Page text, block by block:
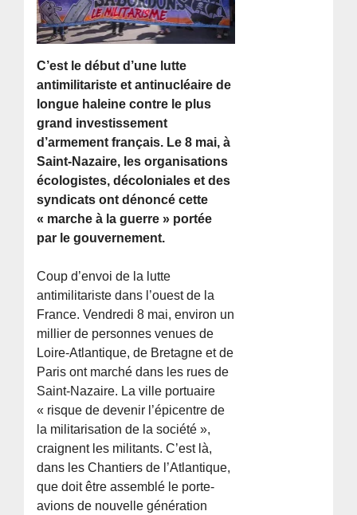
C’est le début d’une lutte
antimilitariste et antinucléaire de
longue haleine contre le plus
grand investissement
d’armement français. Le 8 mai, à
Saint-Nazaire, les organisations
écologistes, décoloniales et des
syndicats ont dénoncé cette
« marche à la guerre » portée
par le gouvernement.
Coup d’envoi de la lutte
antimilitariste dans l’ouest de la
France. Vendredi 8 mai, environ un
millier de personnes venues de
Loire-Atlantique, de Bretagne et de
Paris ont marché dans les rues de
Saint-Nazaire. La ville portuaire
« risque de devenir l’épicentre de
la militarisation de la société »,
craignent les militants. C’est là,
dans les Chantiers de l’Atlantique,
que doit être assemblé le porte-
avions de nouvelle génération